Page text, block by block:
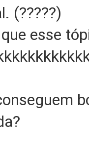
(?????)
esse